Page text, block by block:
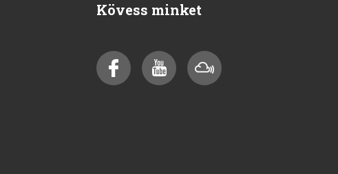
Kövess minket